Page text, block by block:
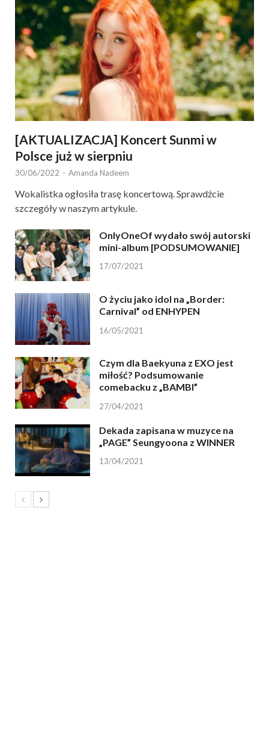
[AKTUALIZACJA] Koncert Sunmi w
Polsce już w sierpniu
30/06/2022 - Amanda Nadeem
Wokalistka ogłosiła trasę koncertową. Sprawdźcie
szczegóły w naszym artykule.
OnlyOneOf wydało swój autorski
mini-album [PODSUMOWANIE]
17/07/2021
O życiu jako idol na „Border:
Carnival” od ENHYPEN
16/05/2021
Czym dla Baekyuna z EXO jest
miłość? Podsumowanie
comebacku z „BAMBI”
27/04/2021
Dekada zapisana w muzyce na
„PAGE” Seungyoona z WINNER
13/04/2021